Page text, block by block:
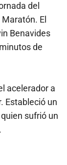
del
El
Benavides
de
acelerador a
Estableció un
sufrió un